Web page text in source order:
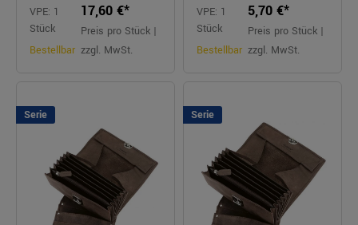
VPE: 1
Stück
Bestellbar
17,60 €*
Preis pro Stück |
zzgl. MwSt.
VPE: 1
Stück
Bestellbar
5,70 €*
Preis pro Stück |
zzgl. MwSt.
Serie Serie